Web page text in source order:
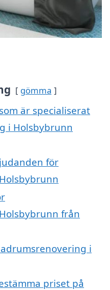
gömma
är specialiserat
i Holsbybrunn
för
från
i
priset på